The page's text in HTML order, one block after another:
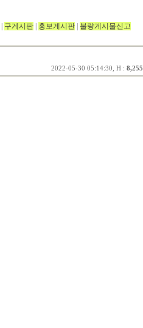
구게시판 홍보게시판
불량게시물신고
2022-05-30 05:14:30, H : 8,255